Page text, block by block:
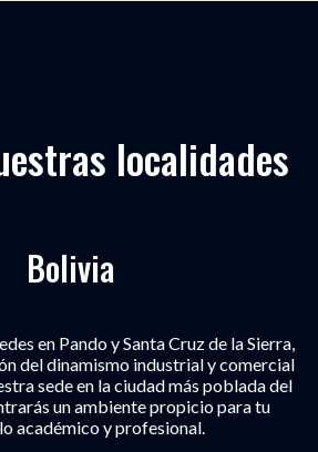
localidades
Bolivia
en Pando y Santa Cruz de la Sierra,
del dinamismo industrial y comercial
sede en la ciudad más poblada del
un ambiente propicio para tu
académico y profesional.